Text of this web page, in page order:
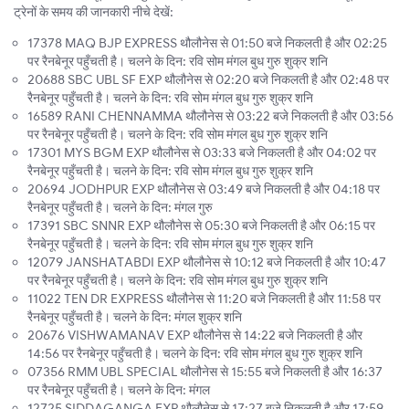
ट्रेनों के समय की जानकारी नीचे देखें:
17378 MAQ BJP EXPRESS थौलौनेस से 01:50 बजे निकलती है और 02:25
पर रैनबेनूर पहुँचती है। चलने के दिन: रवि सोम मंगल बुध गुरु शुक्र शनि
20688 SBC UBL SF EXP थौलौनेस से 02:20 बजे निकलती है और 02:48 पर
रैनबेनूर पहुँचती है। चलने के दिन: रवि सोम मंगल बुध गुरु शुक्र शनि
16589 RANI CHENNAMMA थौलौनेस से 03:22 बजे निकलती है और 03:56
पर रैनबेनूर पहुँचती है। चलने के दिन: रवि सोम मंगल बुध गुरु शुक्र शनि
17301 MYS BGM EXP थौलौनेस से 03:33 बजे निकलती है और 04:02 पर
रैनबेनूर पहुँचती है। चलने के दिन: रवि सोम मंगल बुध गुरु शुक्र शनि
20694 JODHPUR EXP थौलौनेस से 03:49 बजे निकलती है और 04:18 पर
रैनबेनूर पहुँचती है। चलने के दिन: मंगल गुरु
17391 SBC SNNR EXP थौलौनेस से 05:30 बजे निकलती है और 06:15 पर
रैनबेनूर पहुँचती है। चलने के दिन: रवि सोम मंगल बुध गुरु शुक्र शनि
12079 JANSHATABDI EXP थौलौनेस से 10:12 बजे निकलती है और 10:47
पर रैनबेनूर पहुँचती है। चलने के दिन: रवि सोम मंगल बुध गुरु शुक्र शनि
11022 TEN DR EXPRESS थौलौनेस से 11:20 बजे निकलती है और 11:58 पर
रैनबेनूर पहुँचती है। चलने के दिन: मंगल शुक्र शनि
20676 VISHWAMANAV EXP थौलौनेस से 14:22 बजे निकलती है और
14:56 पर रैनबेनूर पहुँचती है। चलने के दिन: रवि सोम मंगल बुध गुरु शुक्र शनि
07356 RMM UBL SPECIAL थौलौनेस से 15:55 बजे निकलती है और 16:37
पर रैनबेनूर पहुँचती है। चलने के दिन: मंगल